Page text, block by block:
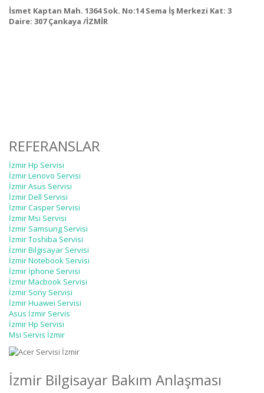
İsmet Kaptan Mah. 1364 Sok. No:14 Sema İş Merkezi Kat: 3
Daire: 307 Çankaya /İZMİR
REFERANSLAR
İzmir Hp Servisi
İzmir Lenovo Servisi
İzmir Asus Servisi
İzmir Dell Servisi
İzmir Casper Servisi
İzmir Msi Servisi
İzmir Samsung Servisi
İzmir Toshiba Servisi
İzmir Bilgisayar Servisi
İzmir Notebook Servisi
İzmir İphone Servisi
İzmir Macbook Servisi
İzmir Sony Servisi
İzmir Huawei Servisi
Asus İzmir Servis
İzmir Hp Servisi
Msi Servis İzmir
İzmir Bilgisayar Bakım Anlaşması